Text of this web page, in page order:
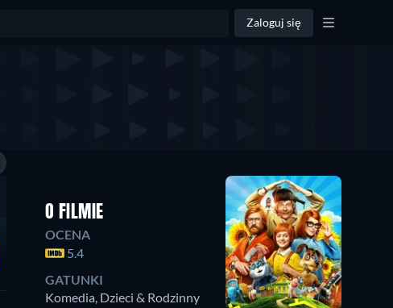
Zaloguj się
O FILMIE
OCENA
5.4
GATUNKI
Komedia, Dzieci & Rodzinny